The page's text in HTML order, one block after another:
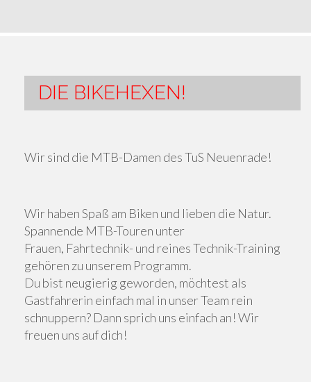
DIE BIKEHEXEN!
Wir sind die MTB-Damen des TuS Neuenrade!
Wir haben Spaß am Biken und lieben die Natur.
Spannende MTB-Touren unter
Frauen, Fahrtechnik- und reines Technik-Training
gehören zu unserem Programm.
Du bist neugierig geworden, möchtest als
Gastfahrerin einfach mal in unser Team rein
schnuppern? Dann sprich uns einfach an! Wir
freuen uns auf dich!